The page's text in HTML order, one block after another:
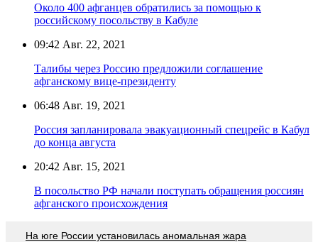
Около 400 афганцев обратились за помощью к
российскому посольству в Кабуле
09:42 Авг. 22, 2021
Талибы через Россию предложили соглашение
афганскому вице-президенту
06:48 Авг. 19, 2021
Россия запланировала эвакуационный спецрейс в Кабул
до конца августа
20:42 Авг. 15, 2021
В посольство РФ начали поступать обращения россиян
афганского происхождения
На юге России установилась аномальная жара